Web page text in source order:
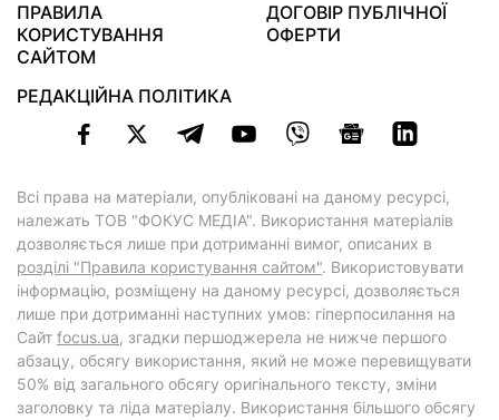
ПРАВИЛА
КОРИСТУВАННЯ
САЙТОМ
ДОГОВІР ПУБЛІЧНОЇ
ОФЕРТИ
РЕДАКЦІЙНА ПОЛІТИКА
Всі права на матеріали, опубліковані на даному ресурсі,
належать ТОВ "ФОКУС МЕДІА". Використання матеріалів
дозволяється лише при дотриманні вимог, описаних в
розділі "Правила користування сайтом". Використовувати
інформацію, розміщену на даному ресурсі, дозволяється
лише при дотриманні наступних умов: гіперпосилання на
Cайт focus.ua, згадки першоджерела не нижче першого
абзацу, обсягу використання, який не може перевищувати
50% від загального обсягу оригінального тексту, зміни
заголовку та ліда матеріалу. Використання більшого обсягу